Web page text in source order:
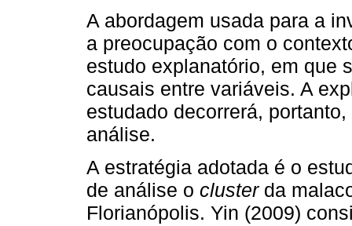
A abordagem usada para a
a preocupação com o
estudo explanatório, em que
causais entre variáveis. A
estudado decorrerá,
análise.
A estratégia adotada é o
de análise o clusterda
Florianópolis. Yin (2009)